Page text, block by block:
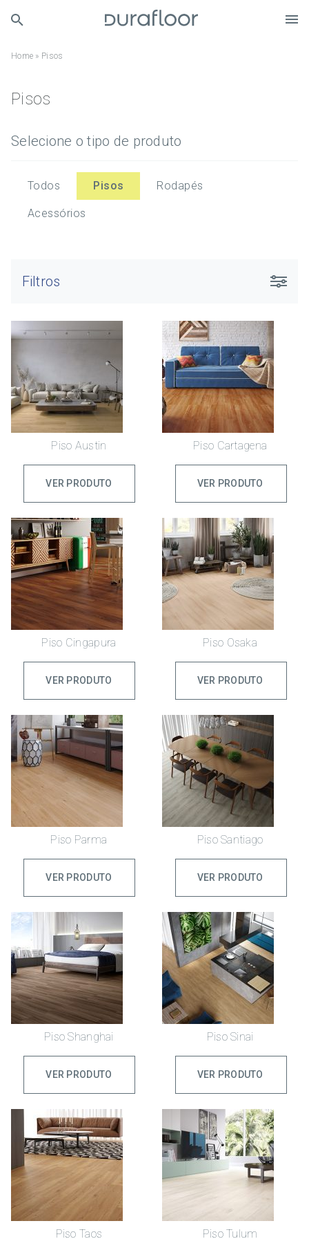
Home » Pisos
Pisos
Selecione o tipo de produto
Todos Pisos Rodapés
Acessórios
Filtros
Piso Austin
VER PRODUTO
Piso Cartagena
VER PRODUTO
Piso Cingapura
VER PRODUTO
Piso Osaka
VER PRODUTO
Piso Parma
VER PRODUTO
Piso Santiago
VER PRODUTO
Piso Shanghai
VER PRODUTO
Piso Sinai
VER PRODUTO
Piso Taos Piso Tulum